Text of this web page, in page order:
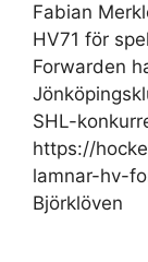
Fabian
HV71 för
Forwarden
SHL-
https://
lamnar-hv-
Björklöven